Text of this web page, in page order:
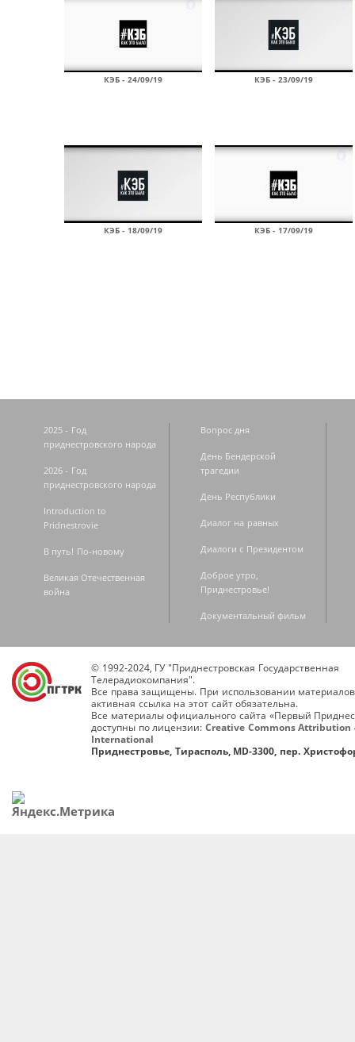
КЭБ - 24/09/19 КЭБ - 23/09/19
КЭБ - 18/09/19 КЭБ - 17/09/19
2025 - Год
приднестровского народа
2026 - Год
приднестровского народа
Introduction to
Pridnestrovie
В путь! По-новому
Великая Отечественная
война
Вопрос дня
День Бендерской
трагедии
День Республики
Диалог на равных
Диалоги с Президентом
Доброе утро,
Приднестровье!
Документальный фильм
© 1992-2024, ГУ "Приднестровская Государственная
Телерадиокомпания".
Все права защищены. При использовании
активная ссылка на этот сайт обязательна.
Все материалы официального сайта «Первый
доступны по лицензии: Creative Commons Attribution
International
Приднестровье, Тирасполь, MD-3300, пер.